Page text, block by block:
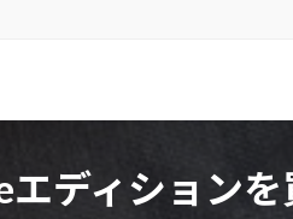
ディション